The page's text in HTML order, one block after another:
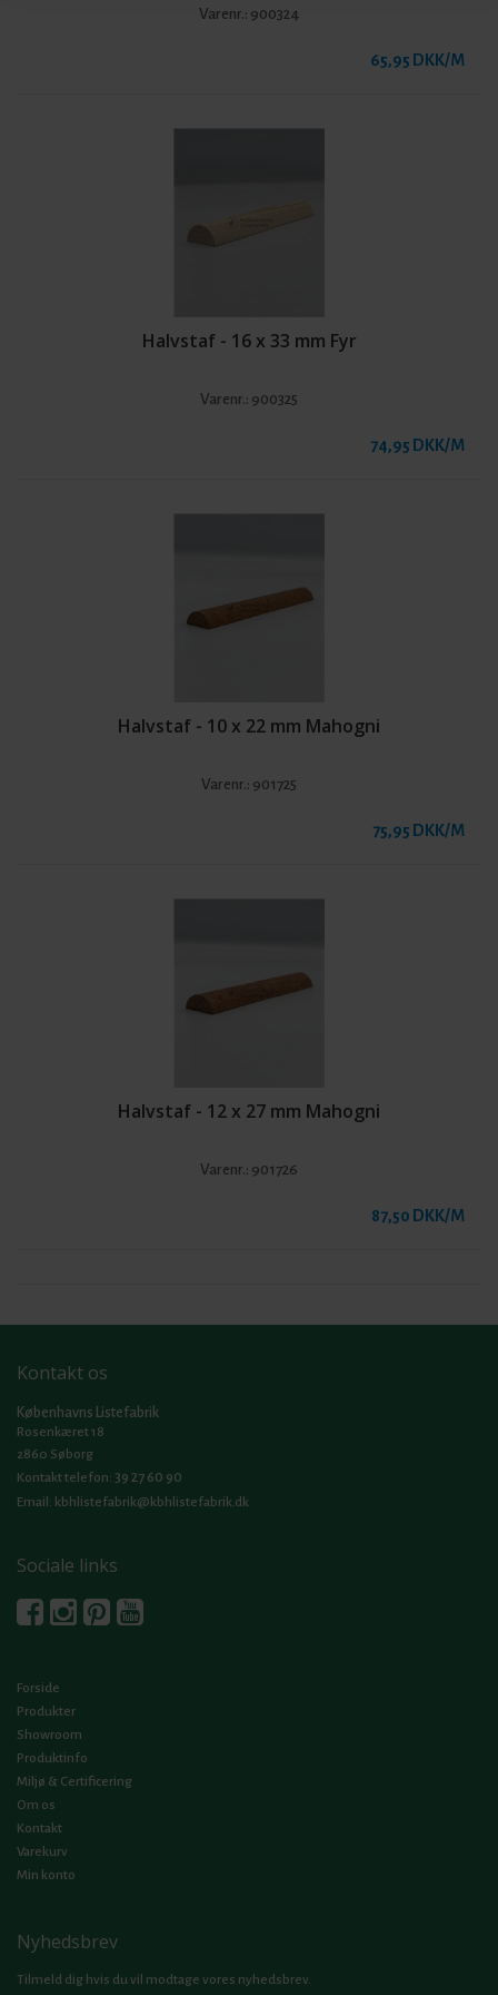
Varenr.: 900324
65,95 DKK/M
Halvstaf - 16 x 33 mm Fyr
Varenr.: 900325
74,95 DKK/M
Halvstaf - 10 x 22 mm Mahogni
Varenr.: 901725
75,95 DKK/M
Halvstaf - 12 x 27 mm Mahogni
Varenr.: 901726
87,50 DKK/M
Kontakt os
Københavns Listefabrik
Rosenkæret 18
2860 Søborg
Kontakt telefon: 39 27 60 90
Email: kbhlistefabrik@kbhlistefabrik.dk
Sociale links
Forside
Produkter
Showroom
Produktinfo
Miljø & Certificering
Om os
Kontakt
Varekurv
Min konto
Nyhedsbrev
Tilmeld dig hvis du vil modtage vores nyhedsbrev.